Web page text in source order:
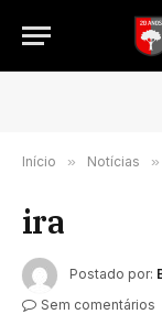
Início » Notícias »
ira
Postado por:
Sem comentários